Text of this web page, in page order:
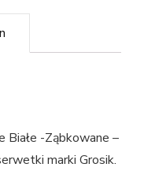
Białe -Ząbkowane –
marki Grosik.